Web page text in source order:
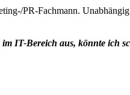
PR-Fachmann.
IT-Bereich aus, könnte ich